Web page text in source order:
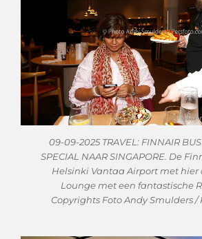
09-09-2025 TRAVEL: FINNAIR
SPECIAL NAAR SINGAPORE. De
Helsinki Vantaa Airport met
Lounge met een fantastische
Copyrights Foto Andy Smulders /